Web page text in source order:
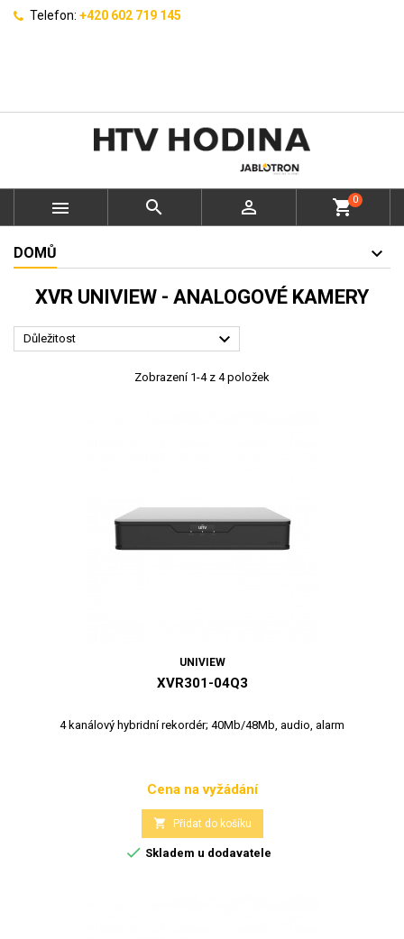
Telefon: +420 602 719 145
   shopping_cart0
DOMŮ
XVR UNIVIEW - ANALOGOVÉ KAMERY
Důležitost 
Zobrazení 1-4 z 4 položek
UNIVIEW
XVR301-04Q3
4 kanálový hybridní rekordér; 40Mb/48Mb, audio, alarm
Cena
Cena na vyžádání
 Přidat do košíku
 Skladem u dodavatele